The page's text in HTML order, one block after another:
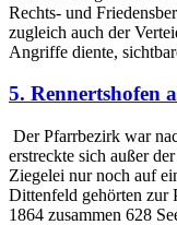
Rechts- und
zugleich auch der
Angriffe diente,
5. Rennertshofen
Der Pfarrbezirk war
erstreckte sich außer
Ziegelei nur noch auf
Dittenfeld gehörten zur
1864 zusammen 628